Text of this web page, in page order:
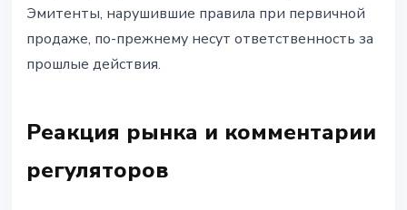
Эмитенты, нарушившие правила при первичной
продаже, по-прежнему несут ответственность за
прошлые действия.
Реакция рынка и комментарии
регуляторов